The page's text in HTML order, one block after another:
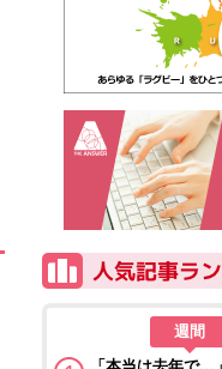
週間